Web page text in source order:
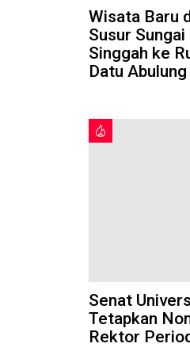
Wisata Baru
Susur
Singgah ke
Datu Abulung
Senat
Tetapkan
Rektor